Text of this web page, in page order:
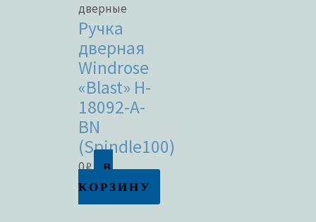
дверные
Ручка
дверная
Windrose
«Blast» H-
18092-A-
BN
(Spindle100)
0₽
В
КОРЗИНУ